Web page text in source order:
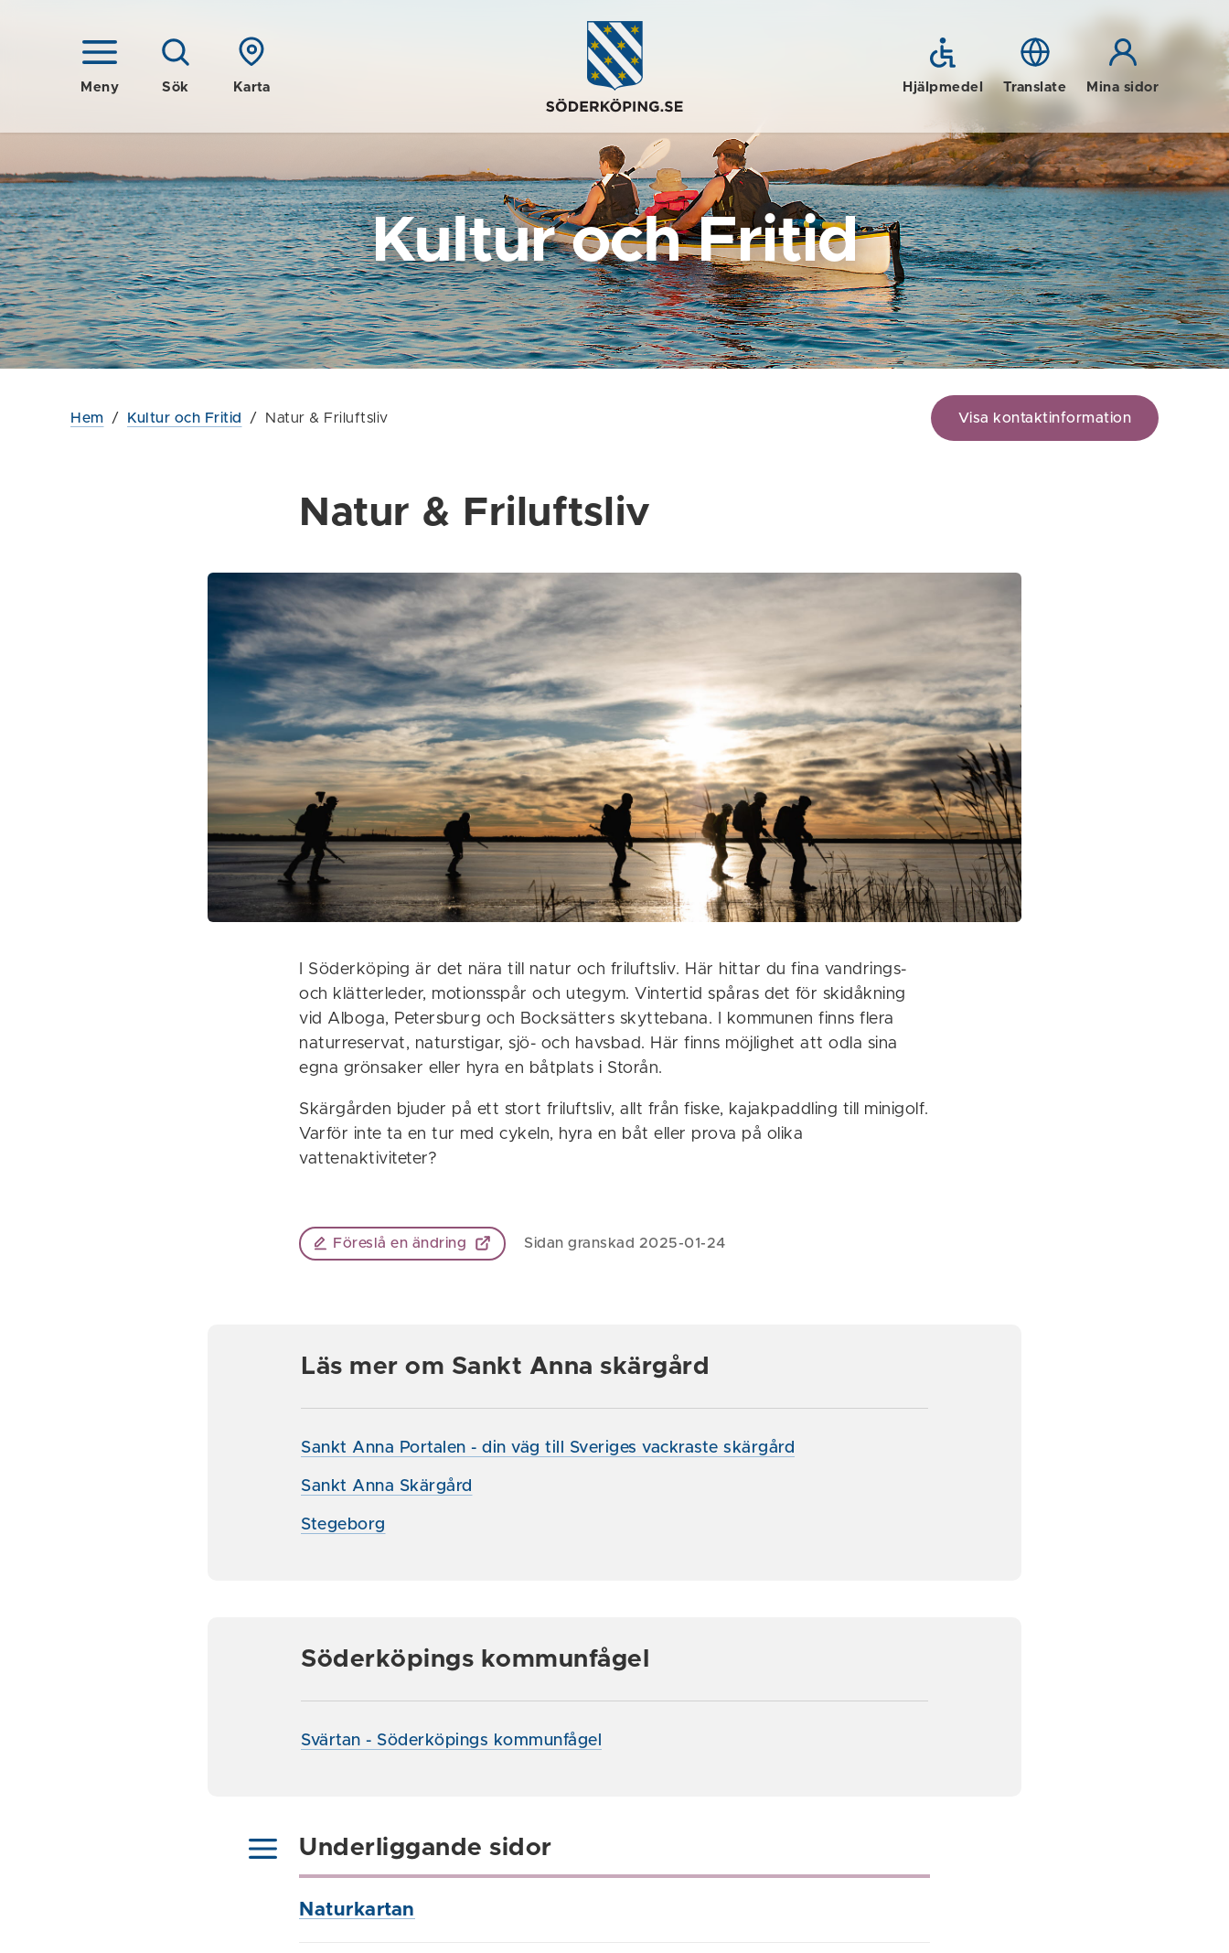
Meny Sök Karta Hjälpmedel Translate Mina sidor
Kultur och Fritid
Hem / Kultur och Fritid / Natur & Friluftsliv Visa kontaktinformation
Natur & Friluftsliv
I Söderköping är det nära till natur och friluftsliv. Här hittar du fina vandrings-
och klätterleder, motionsspår och utegym. Vintertid spåras det för skidåkning
vid Alboga, Petersburg och Bocksätters skyttebana. I kommunen finns flera
naturreservat, naturstigar, sjö- och havsbad. Här finns möjlighet att odla sina
egna grönsaker eller hyra en båtplats i Storån.
Skärgården bjuder på ett stort friluftsliv, allt från fiske, kajakpaddling till minigolf.
Varför inte ta en tur med cykeln, hyra en båt eller prova på olika
vattenaktiviteter?
Föreslå en ändring Sidan granskad 2025-01-24
Läs mer om Sankt Anna skärgård
Sankt Anna Portalen - din väg till Sveriges vackraste skärgård
Sankt Anna Skärgård
Stegeborg
Söderköpings kommunfågel
Svärtan - Söderköpings kommunfågel
Underliggande sidor
Naturkartan